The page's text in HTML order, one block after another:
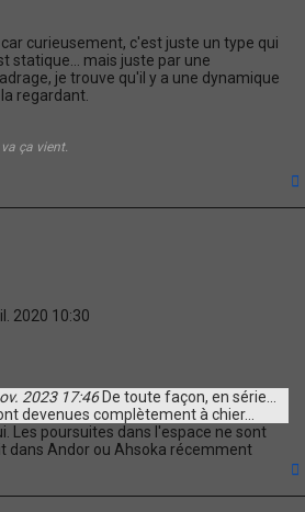
curieusement, c'est juste un type qui
statique... mais juste par une
je trouve qu'il y a une dynamique
regardant.
ça vient.
2020 10:30
2023 17:46De toute façon, en série...
devenues complètement à chier...
Les poursuites dans l'espace ne sont
dans Andor ou Ahsoka récemment